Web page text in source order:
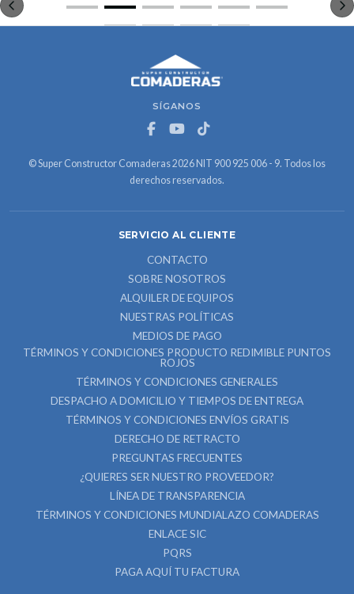
SÍGANOS
© Super Constructor Comaderas 2026 NIT 900 925 006 - 9. Todos los
derechos reservados.
SERVICIO AL CLIENTE
CONTACTO
SOBRE NOSOTROS
ALQUILER DE EQUIPOS
NUESTRAS POLÍTICAS
MEDIOS DE PAGO
TÉRMINOS Y CONDICIONES PRODUCTO REDIMIBLE PUNTOS
ROJOS
TÉRMINOS Y CONDICIONES GENERALES
DESPACHO A DOMICILIO Y TIEMPOS DE ENTREGA
TÉRMINOS Y CONDICIONES ENVÍOS GRATIS
DERECHO DE RETRACTO
PREGUNTAS FRECUENTES
¿QUIERES SER NUESTRO PROVEEDOR?
LÍNEA DE TRANSPARENCIA
TÉRMINOS Y CONDICIONES MUNDIALAZO COMADERAS
ENLACE SIC
PQRS
PAGA AQUÍ TU FACTURA